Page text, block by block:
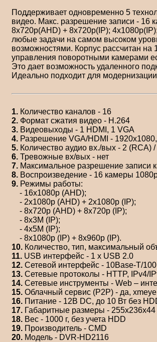
Поддерживает одновременно 5
видео. Макс. разрешение записи - 16
8x720p(AHD) + 8x720p(IP);
любые задачи на самом высоком
возможностями. Корпус рассчитан
управления поворотными камерами
Это дает возможность удаленного
Идеально подходит для
1. Количество каналов - 16
2. Формат сжатия видео - Н.264
3. Видеовыходы - 1 HDMI, 1 VGA
4. Разрешение VGA/HDMI -
5. Количество аудио вх./вых - 2 (RCA)
6. Тревожные вх/вых - нет
7. Максимальное разрешение записи
8. Воспроизведение - 16 камеры
9. Режимы работы:
- 16x1080p (AHD);
- 2х1080p (AHD) + 2x1080p (IP);
- 8x720p (AHD) + 8x720p (IP);
- 8x3M (IP);
- 4x5M (IP);
- 8x1080p (IP) + 8x960p (IP).
10. Количество, тип, максимальный
11. USB интерфейс - 1 x USB 2.0
12. Сетевой интерфейс - 10Base-T/
13. Сетевые протоколы - HTTP, IPv4/
14. Сетевые инструменты - Web –
15. Облачный сервис (P2P) - да,
16. Питание - 12В DC, до 10 Вт без
17. Габаритные размеры -
18. Вес - 1000 г, без учета HDD
19. Производитель - CMD
20. Модель - DVR-HD2116